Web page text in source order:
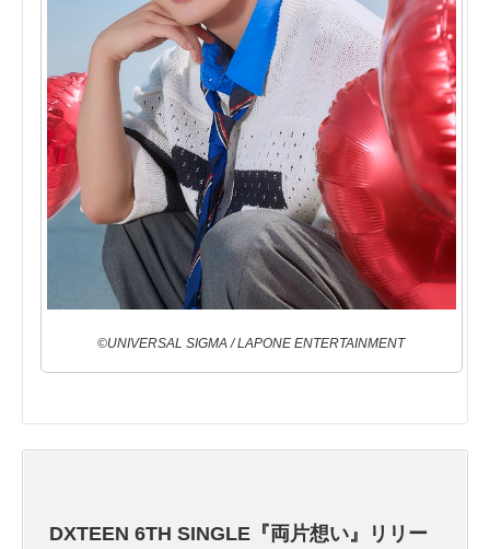
©UNIVERSAL SIGMA / LAPONE ENTERTAINMENT
DXTEEN 6TH SINGLE『両⽚想い』リリー